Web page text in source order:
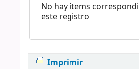
No hay ítems
este registro
Imprimir